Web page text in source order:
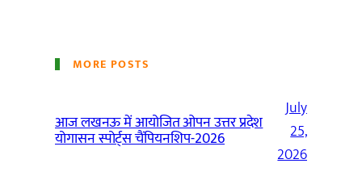
MORE POSTS
आज लखनऊ में आयोजित ओपन उत्तर प्रदेश
योगासन स्पोर्ट्स चैंपियनशिप-2026
July
25,
2026